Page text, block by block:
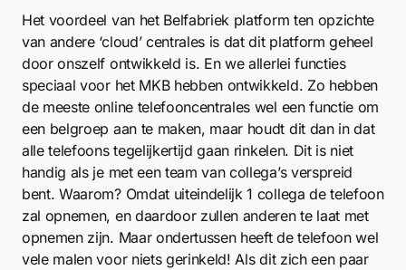
Het voordeel van het Belfabriek platform ten opzichte
van andere ‘cloud’ centrales is dat dit platform geheel
door onszelf ontwikkeld is. En we allerlei functies
speciaal voor het MKB hebben ontwikkeld. Zo hebben
de meeste online telefooncentrales wel een functie om
een belgroep aan te maken, maar houdt dit dan in dat
alle telefoons tegelijkertijd gaan rinkelen. Dit is niet
handig als je met een team van collega’s verspreid
bent. Waarom? Omdat uiteindelijk 1 collega de telefoon
zal opnemen, en daardoor zullen anderen te laat met
opnemen zijn. Maar ondertussen heeft de telefoon wel
vele malen voor niets gerinkeld! Als dit zich een paar